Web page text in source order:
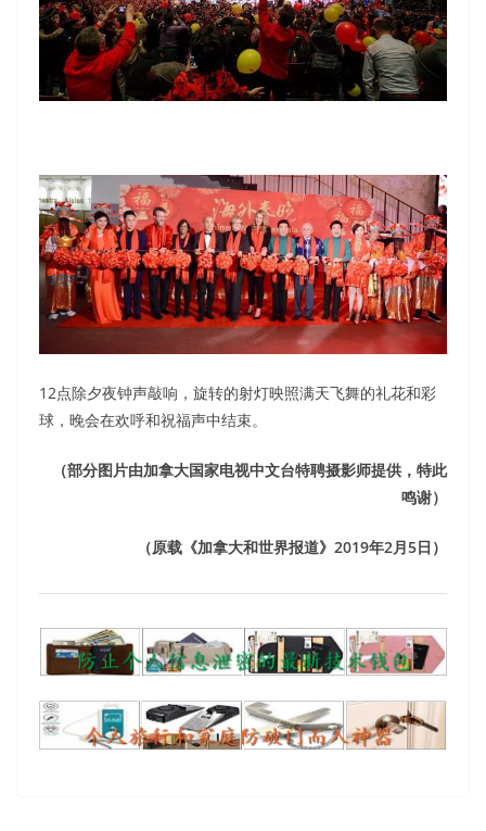
12点除夕夜钟声敲响，旋转的射灯映照满天飞舞的礼花和彩
球，晚会在欢呼和祝福声中结束。
（部分图片由加拿大国家电视中文台特聘摄影师提供，特此
鸣谢）
（原载《加拿大和世界报道》2019年2月5日）